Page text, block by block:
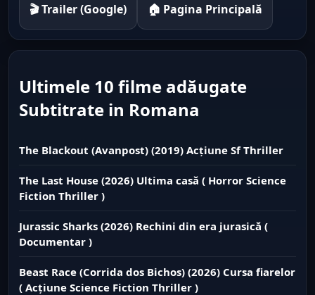
🎬 Trailer (Google) 🏠 Pagina Principală
Ultimele 10 filme adăugate
Subtitrate in Romana
The Blackout (Avanpost) (2019) Acțiune Sf Thriller
The Last House (2026) Ultima casă ( Horror Science
Fiction Thriller )
Jurassic Sharks (2026) Rechini din era jurasică (
Documentar )
Beast Race (Corrida dos Bichos) (2026) Cursa fiarelor
( Acțiune Science Fiction Thriller )